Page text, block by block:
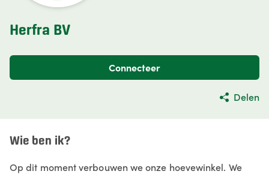
Herfra BV
Connecteer
Delen
Wie ben ik?
Op dit moment verbouwen we onze hoevewinkel. We